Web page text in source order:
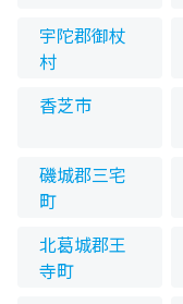
宇陀郡御杖
村
香芝市
磯城郡三宅
町
北葛城郡王
寺町